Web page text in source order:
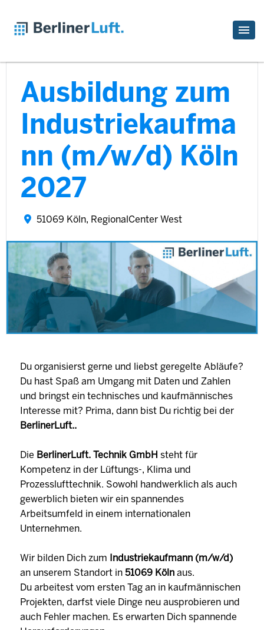
Ausbildung zum
Industriekaufma
nn (m/w/d) Köln
2027
51069 Köln, RegionalCenter West
Du organisierst gerne und liebst geregelte Abläufe?
Du hast Spaß am Umgang mit Daten und Zahlen
und bringst ein technisches und kaufmännisches
Interesse mit? Prima, dann bist Du richtig bei der
BerlinerLuft..
Die BerlinerLuft. Technik GmbH steht für
Kompetenz in der Lüftungs-, Klima und
Prozesslufttechnik. Sowohl handwerklich als auch
gewerblich bieten wir ein spannendes
Arbeitsumfeld in einem internationalen
Unternehmen.
Wir bilden Dich zum Industriekaufmann (m/w/d)
an unserem Standort in 51069 Köln aus.
Du arbeitest vom ersten Tag an in kaufmännischen
Projekten, darfst viele Dinge neu ausprobieren und
auch Fehler machen. Es erwarten Dich spannende